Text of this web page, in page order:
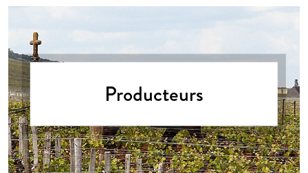
Producteurs